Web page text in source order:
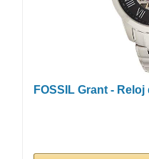
FOSSIL Grant -